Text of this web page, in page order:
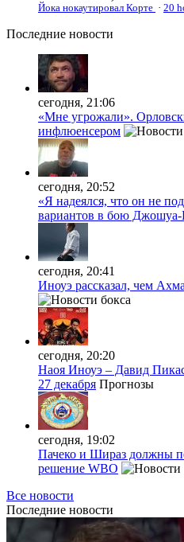
Йока нокаутировал Корте · 20
Последние новости
сегодня, 21:06
«Мне угрожали».
инфлюенсером
сегодня, 20:52
«Я надеялся, что он не
вариантов в бою
сегодня, 20:41
Иноуэ рассказал, чем
сегодня, 20:20
Наоя Иноуэ – Давид
27 декабря Прогнозы
сегодня, 19:02
Пачеко и Шираз должны
решение WBO
Все новости
Последние новости